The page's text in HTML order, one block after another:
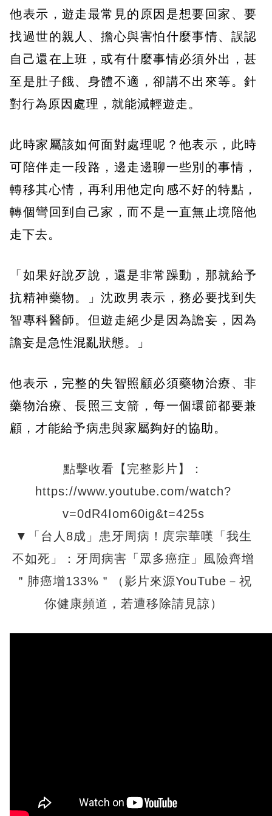
他表示，遊走最常見的原因是想要回家、要
找過世的親人、擔心與害怕什麼事情、誤認
自己還在上班，或有什麼事情必須外出，甚
至是肚子餓、身體不適，卻講不出來等。針
對行為原因處理，就能減輕遊走。
此時家屬該如何面對處理呢？他表示，此時
可陪伴走一段路，邊走邊聊一些別的事情，
轉移其心情，再利用他定向感不好的特點，
轉個彎回到自己家，而不是一直無止境陪他
走下去。
「如果好說歹說，還是非常躁動，那就給予
抗精神藥物。」沈政男表示，務必要找到失
智專科醫師。但遊走絕少是因為譫妄，因為
譫妄是急性混亂狀態。」
他表示，完整的失智照顧必須藥物治療、非
藥物治療、長照三支箭，每一個環節都要兼
顧，才能給予病患與家屬夠好的協助。
點擊收看【完整影片】：
https://www.youtube.com/watch?
v=0dR4Iom60ig&t=425s
▼「台人8成」患牙周病！庹宗華嘆「我生
不如死」：牙周病害「眾多癌症」風險齊增
＂肺癌增133%＂（影片來源YouTube－祝
你健康頻道，若遭移除請見諒）